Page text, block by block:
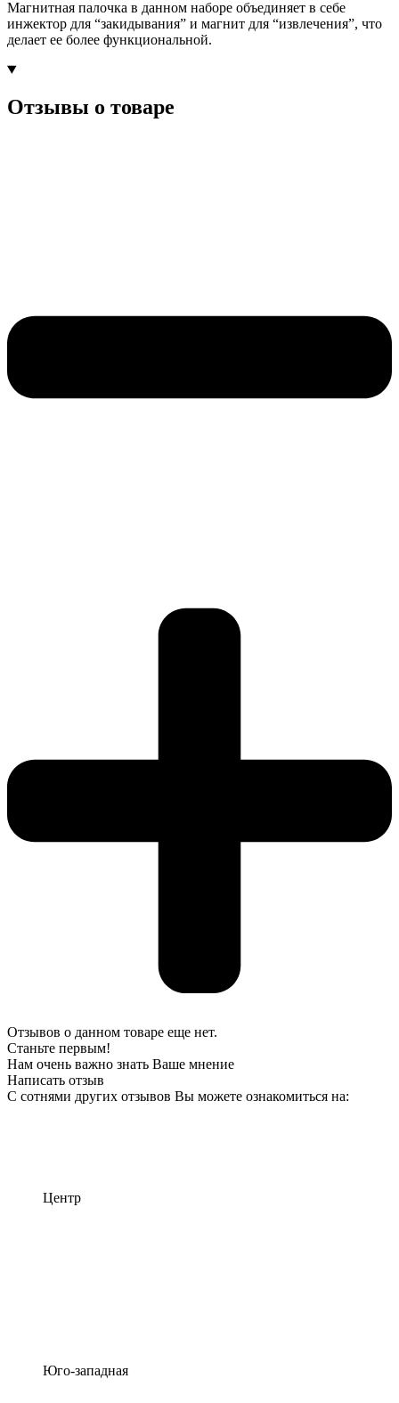
Магнитная палочка в данном наборе объединяет в себе
инжектор для “закидывания” и магнит для “извлечения”, что
делает ее более функциональной.
Отзывы о товаре
Отзывов о данном товаре еще нет.
Станьте первым!
Нам очень важно знать Ваше мнение
Написать отзыв
С сотнями других отзывов Вы можете ознакомиться на:
Центр
Юго-западная